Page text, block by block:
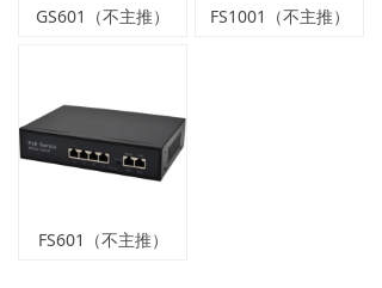
GS601（不主推） FS1001（不主推）
FS601（不主推）